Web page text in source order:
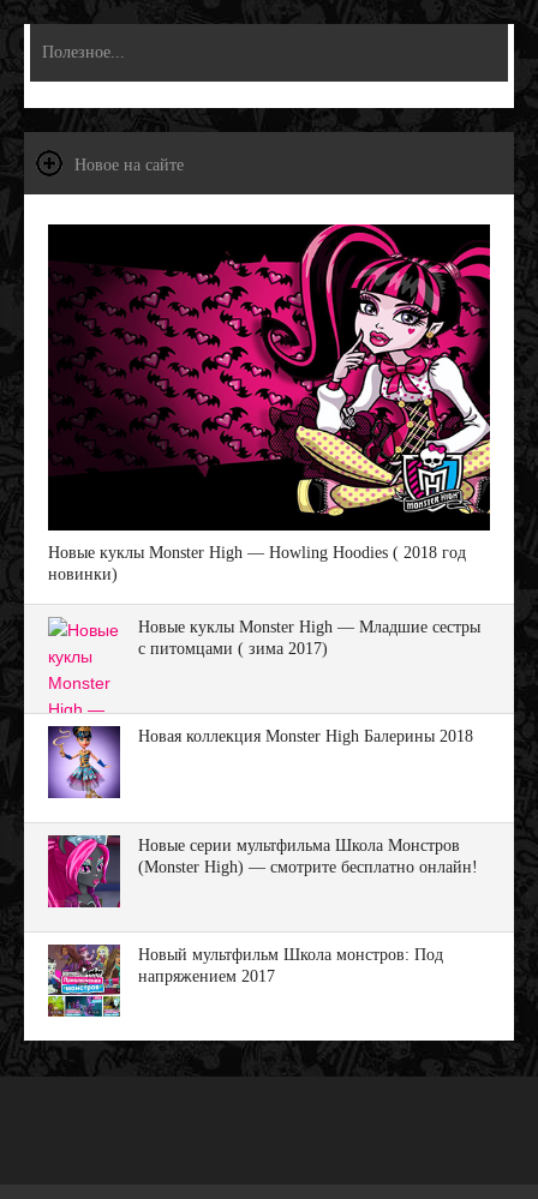
Полезное...
Новое на сайте
Новые куклы Monster High — Howling Hoodies ( 2018 год
новинки)
Новые куклы Monster High — Младшие сестры
с питомцами ( зима 2017)
Новая коллекция Monster High Балерины 2018
Новые серии мультфильма Школа Монстров
(Monster High) — смотрите бесплатно онлайн!
Новый мультфильм Школа монстров: Под
напряжением 2017